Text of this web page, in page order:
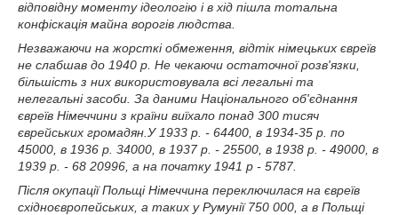
відповідну моменту ідеологію і в хід пішла тотальна
конфіскація майна ворогів людства.
Незважаючи на жорсткі обмеження, відтік німецьких євреїв
не слабшав до 1940 р. Не чекаючи остаточної розв'язки,
більшість з них використовувала всі легальні та
нелегальні засоби. За даними Національного об'єднання
євреїв Німеччини з країни виїхало понад 300 тисяч
єврейських громадян.У 1933 р. - 64400, в 1934-35 р. по
45000, в 1936 р. 34000, в 1937 р. - 25500, в 1938 р. - 49000, в
1939 р. - 68 20996, а на початку 1941 р - 5787.
Після окупації Польщі Німеччина переключилася на євреїв
східноєвропейських, а таких у Румунії 750 000, а в Польщі